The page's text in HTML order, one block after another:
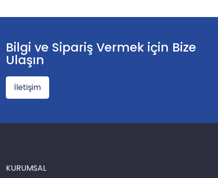
Bilgi ve Sipariş Vermek için Bize
Ulaşın
İletişim
KURUMSAL